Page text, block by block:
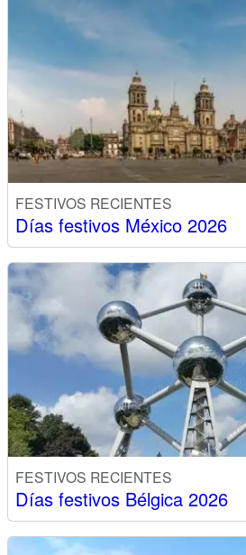
FESTIVOS RECIENTES
Días festivos México 2026
FESTIVOS RECIENTES
Días festivos Bélgica 2026